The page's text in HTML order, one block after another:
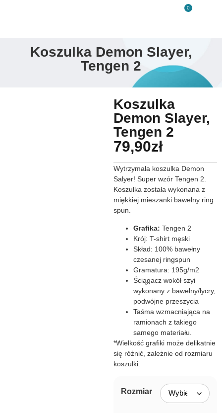
0
Koszulka Demon Slayer,
Tengen 2
Koszulka
Demon Slayer,
Tengen 2
79,90zł
Wytrzymała koszulka Demon
Salyer! Super wzór Tengen 2.
Koszulka została wykonana z
miękkiej mieszanki bawełny ring
spun.
Grafika: Tengen 2
Krój: T-shirt męski
Skład: 100% bawełny
czesanej ringspun
Gramatura: 195g/m2
Ściągacz wokół szyi
wykonany z bawełny/lycry,
podwójne przeszycia
Taśma wzmacniająca na
ramionach z takiego
samego materiału.
*Wielkość grafiki może delikatnie
się różnić, zależnie od rozmiaru
koszulki.
Rozmiar